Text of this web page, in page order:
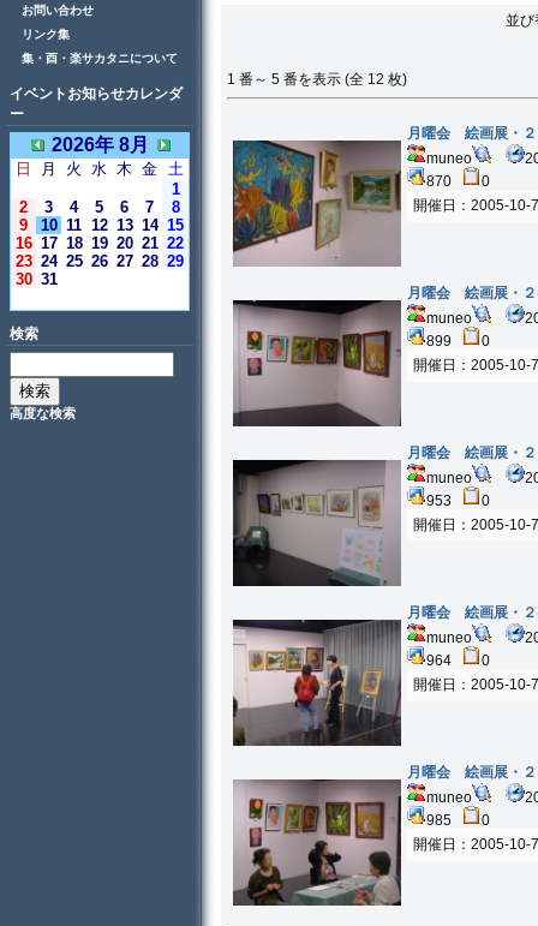
お問い合わせ
リンク集
集・酉・楽サカタニについて
イベントお知らせカレンダ
ー
2026年 8月
日 月 火 水 木 金 土
1
2
3 4 5 6 7
8
9
10 11 12 13 14 15
16 17 18 19 20 21 22
23 24 25 26 27 28 29
30 31
検索
高度な検索
並
1 番～ 5 番を表示 (全 12 枚)
月曜会 絵画展・２
muneo
870
0
開催日：2005-10-
月曜会 絵画展・２
muneo
899
0
開催日：2005-10-
月曜会 絵画展・２
muneo
953
0
開催日：2005-10-
月曜会 絵画展・２
muneo
964
0
開催日：2005-10-
月曜会 絵画展・２
muneo
985
0
開催日：2005-10-